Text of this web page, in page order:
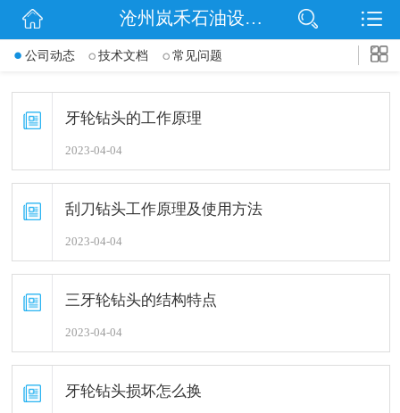
网站首页
联系我们
沧州岚禾石油设备有限公司
公司动态 技术文档 常见问题
牙轮钻头的工作原理
2023-04-04
刮刀钻头工作原理及使用方法
2023-04-04
三牙轮钻头的结构特点
2023-04-04
牙轮钻头损坏怎么换